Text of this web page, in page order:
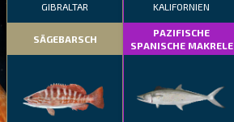
GIBRALTAR
SÄGEBARSCH
KALIFORNIEN
PAZIFISCHE
SPANISCHE MAKRELE